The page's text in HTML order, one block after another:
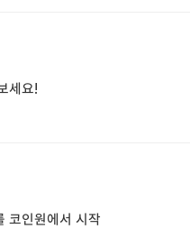
세요!
코인원에서 시작